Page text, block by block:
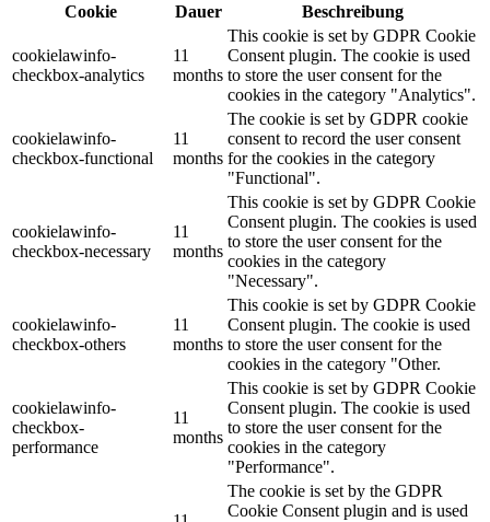
Cookie
Dauer Beschreibung
cookielawinfo-
checkbox-analytics
11
months
This cookie is set by GDPR Cookie
Consent plugin. The cookie is used
to store the user consent for the
cookies in the category "Analytics".
cookielawinfo-
checkbox-functional
11
months
The cookie is set by GDPR cookie
consent to record the user consent
for the cookies in the category
"Functional".
cookielawinfo-
checkbox-necessary
11
months
This cookie is set by GDPR Cookie
Consent plugin. The cookies is used
to store the user consent for the
cookies in the category
"Necessary".
cookielawinfo-
checkbox-others
11
months
This cookie is set by GDPR Cookie
Consent plugin. The cookie is used
to store the user consent for the
cookies in the category "Other.
cookielawinfo-
checkbox-
performance
11
months
This cookie is set by GDPR Cookie
Consent plugin. The cookie is used
to store the user consent for the
cookies in the category
"Performance".
The cookie is set by the GDPR
Cookie Consent plugin and is used